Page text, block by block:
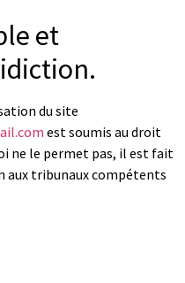
et
du site
est soumis au droit
ne le permet pas, il est fait
aux tribunaux compétents